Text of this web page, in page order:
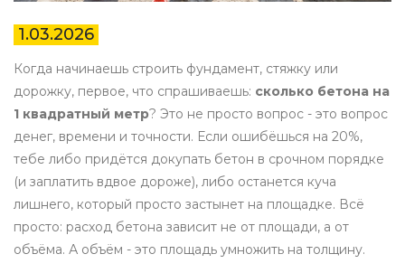
1.03.2026
Когда начинаешь строить фундамент, стяжку или
дорожку, первое, что спрашиваешь: сколько бетона на
1 квадратный метр? Это не просто вопрос - это вопрос
денег, времени и точности. Если ошибёшься на 20%,
тебе либо придётся докупать бетон в срочном порядке
(и заплатить вдвое дороже), либо останется куча
лишнего, который просто застынет на площадке. Всё
просто: расход бетона зависит не от площади, а от
объёма. А объём - это площадь умножить на толщину.